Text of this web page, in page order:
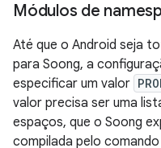
Módulos de
Até que o Android seja
para Soong, a
especificar um valor
valor precisa ser uma
espaços, que o Soong
compilada pelo comando